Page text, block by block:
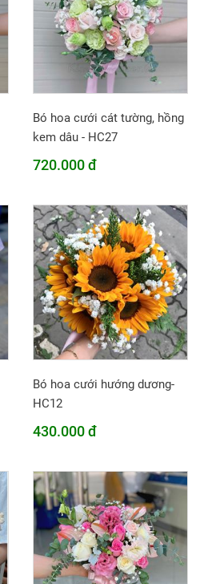
Bó hoa cưới cát tường, hồng
kem dâu - HC27
720.000 đ
Bó hoa cưới hướng dương-
HC12
430.000 đ